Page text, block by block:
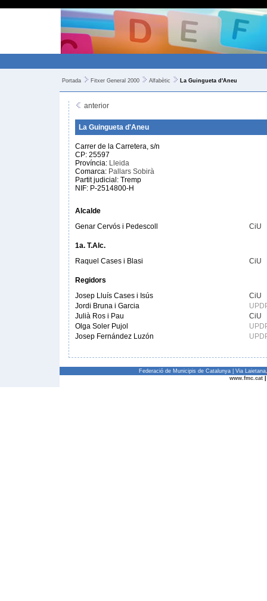
Portada Fitxer General 2000 Alfabètic La Guingueta d'Aneu
anterior
La Guingueta d'Aneu
Carrer de la Carretera, s/n
CP: 25597
Província: Lleida
Comarca: Pallars Sobirà
Partit judicial: Tremp
NIF: P-2514800-H
Alcalde
Genar Cervós i Pedescoll
CiU
1a. T.Alc.
Raquel Cases i Blasi
CiU
Regidors
Josep Lluís Cases i Isús
CiU
Jordi Bruna i Garcia
Julià Ros i Pau
CiU
Olga Soler Pujol
Josep Fernández Luzón
Federació de Municipis de Catalunya | Via
www.fmc.cat